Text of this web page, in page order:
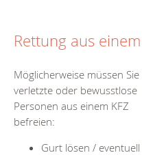
Rettung aus einem
Möglicherweise müssen Sie
verletzte oder bewusstlose
Personen aus einem KFZ
befreien:
Gurt lösen / eventuell